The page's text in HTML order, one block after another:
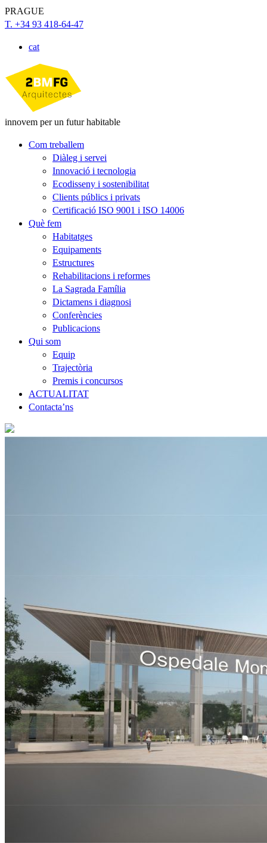
PRAGUE
T. +34 93 418-64-47
cat
innovem per un futur habitable
Com treballem
Diàleg i servei
Innovació i tecnologia
Ecodisseny i sostenibilitat
Clients públics i privats
Certificació ISO 9001 i ISO 14006
Què fem
Habitatges
Equipaments
Estructures
Rehabilitacions i reformes
La Sagrada Família
Dictamens i diagnosi
Conferències
Publicacions
Qui som
Equip
Trajectòria
Premis i concursos
ACTUALITAT
Contacta’ns